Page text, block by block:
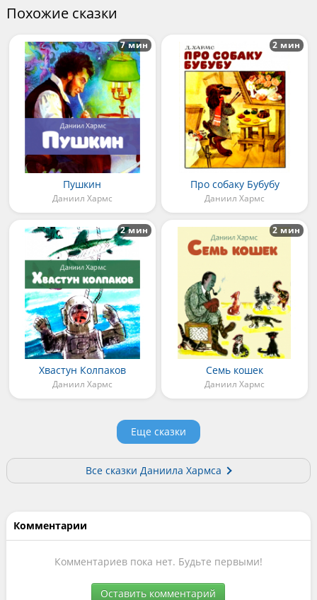
Похожие сказки
Пушкин
Даниил Хармс
7 мин
Про собаку Бубубу
Даниил Хармс
2 мин
Хвастун Колпаков
Даниил Хармс
2 мин
Семь кошек
Даниил Хармс
2 мин
Еще сказки
Все сказки Даниила Хармса
Комментарии
Комментариев пока нет. Будьте первыми!
Оставить комментарий